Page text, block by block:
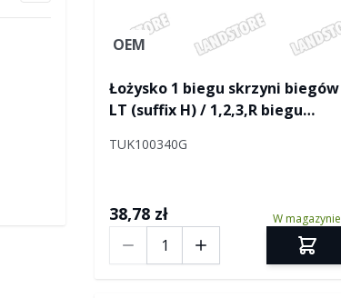
OEM
Łożysko 1 biegu skrzyni biegów
LT (suffix H) / 1,2,3,R biegu
TUK100340G
38,78 zł W magazynie